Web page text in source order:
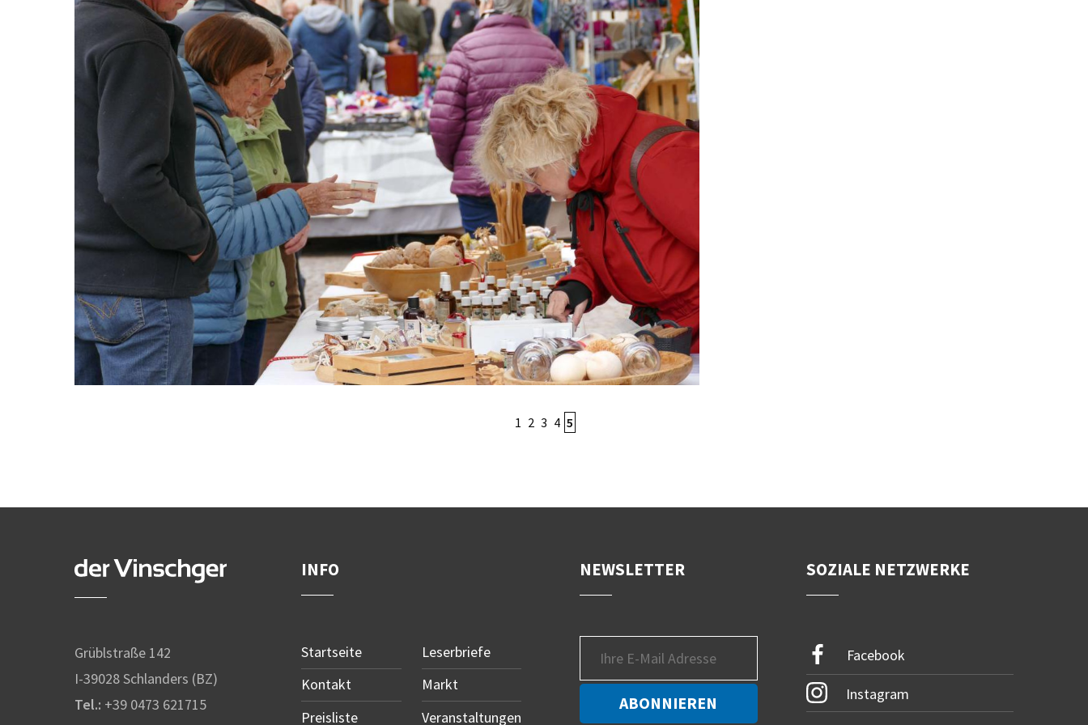
1 2 3 4 5
Grüblstraße 142
I-39028 Schlanders (BZ)
Tel.: +39 0473 621715
INFO
Startseite
Kontakt
Preisliste
Leserbriefe
Markt
Veranstaltungen
NEWSLETTER SOZIALE NETZWERKE
Facebook
Instagram